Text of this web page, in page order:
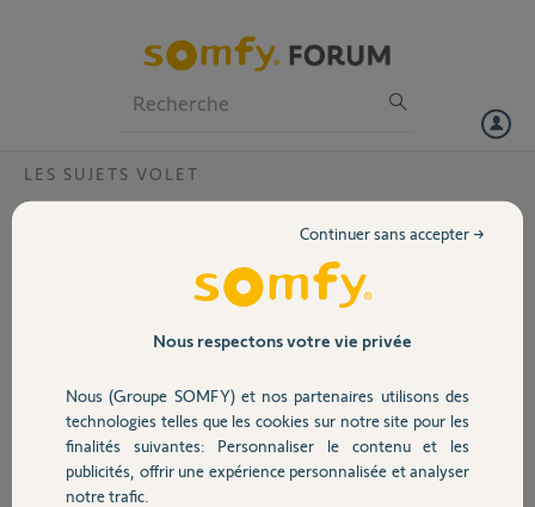
Volet
Sécurité
Domotique
LES SUJETS VOLET
Fin de course sans remise a zéro ?
Je souhaite régler les fins de course sur mes volet (fin haute surtout).
J'ai un moteur somfy futurcom io et un emmeteur smoove io.
Dave D.
il y a plus de 11 ans
Participer au fil de discussion
Nous respectons votre vie privée
Nous (Groupe SOMFY) et nos partenaires utilisons des
technologies telles que les cookies sur notre site pour les
finalités suivantes: Personnaliser le contenu et les
publicités, offrir une expérience personnalisée et analyser
notre trafic.
Continuer sans accepter →